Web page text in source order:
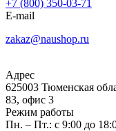
+7 (800) 350-03-71
E-mail
zakaz@naushop.ru
Адрес
625003 Тюменская
83, офис 3
Режим работы
Пн. – Пт.: с 9:00 до